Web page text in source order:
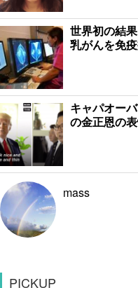
世界初の結
乳がんを免
キャパオー
の金正恩の
mass
PICKUP